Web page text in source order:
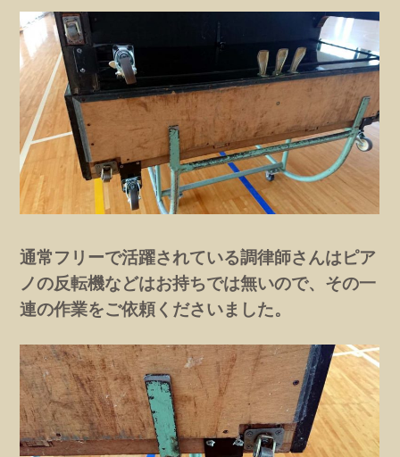
通常フリーで活躍されている調律師さんはピア
ノの反転機などはお持ちでは無いので、その一
連の作業をご依頼くださいました。